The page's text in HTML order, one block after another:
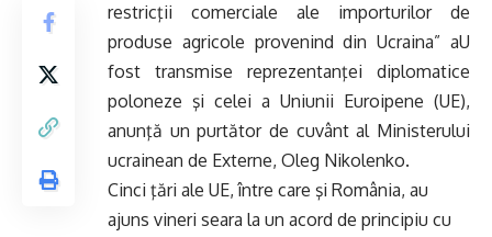
restricţii comerciale ale importurilor de
produse agricole provenind din Ucraina” aU
fost transmise reprezentanţei diplomatice
poloneze şi celei a Uniunii Euroipene (UE),
anunţă un purtător de cuvânt al Ministerului
ucrainean de Externe, Oleg Nikolenko.
Cinci ţări ale UE, între care şi România, au
ajuns vineri seara la un acord de principiu cu